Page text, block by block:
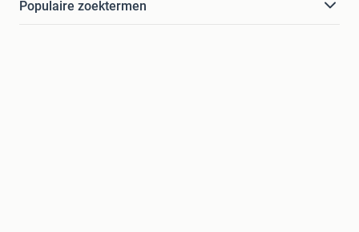
Populaire zoektermen